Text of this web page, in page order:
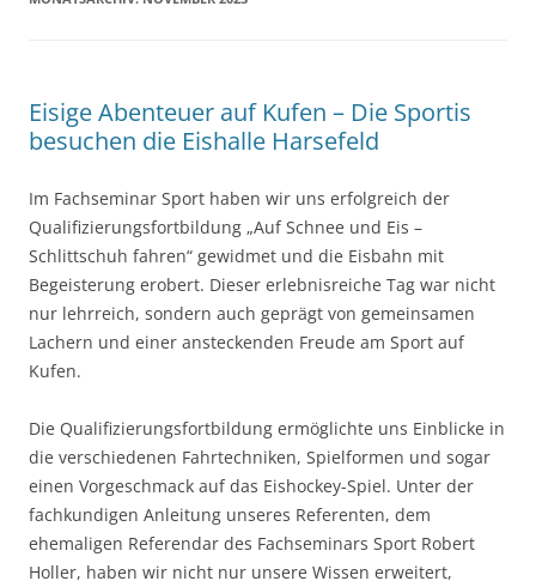
Eisige Abenteuer auf Kufen – Die Sportis
besuchen die Eishalle Harsefeld
Im Fachseminar Sport haben wir uns erfolgreich der
Qualifizierungsfortbildung „Auf Schnee und Eis –
Schlittschuh fahren“ gewidmet und die Eisbahn mit
Begeisterung erobert. Dieser erlebnisreiche Tag war nicht
nur lehrreich, sondern auch geprägt von gemeinsamen
Lachern und einer ansteckenden Freude am Sport auf
Kufen.
Die Qualifizierungsfortbildung ermöglichte uns Einblicke in
die verschiedenen Fahrtechniken, Spielformen und sogar
einen Vorgeschmack auf das Eishockey-Spiel. Unter der
fachkundigen Anleitung unseres Referenten, dem
ehemaligen Referendar des Fachseminars Sport Robert
Holler, haben wir nicht nur unsere Wissen erweitert,